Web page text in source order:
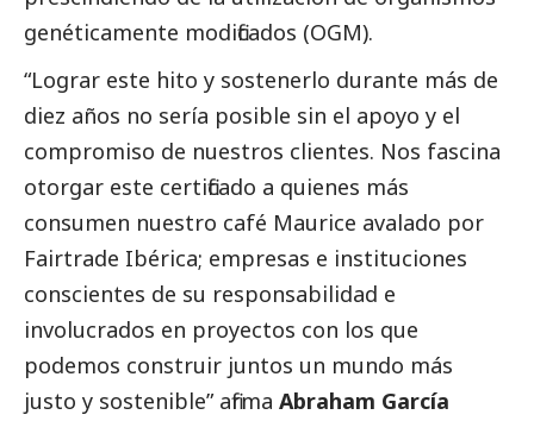
genéticamente modificados (OGM).
“Lograr este hito y sostenerlo durante más de
diez años no sería posible sin el apoyo y el
compromiso de nuestros clientes. Nos fascina
otorgar este certificado a quienes más
consumen nuestro café Maurice avalado por
Fairtrade Ibérica; empresas e instituciones
conscientes de su responsabilidad e
involucrados en proyectos con los que
podemos construir juntos un mundo más
justo y sostenible” afirma Abraham García